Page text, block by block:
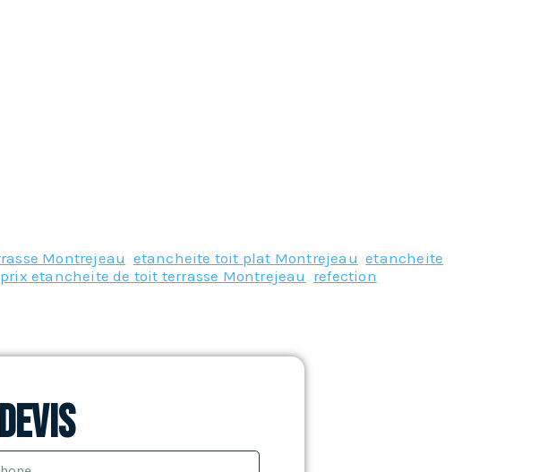
Montrejeau etancheite toit plat Montrejeau ,etancheite
prix etancheite de toit terrasse Montrejeau refection